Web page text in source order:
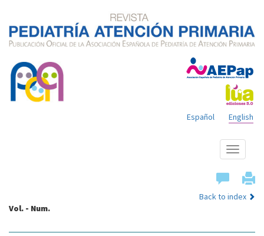
English
Español
Show
menu
Back to index
Vol. - Num.